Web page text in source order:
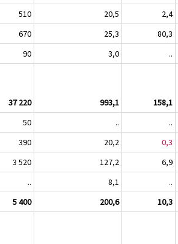
510 20,5 2,4
670 25,3 80,3
90 3,0 ..
37 220 993,1 158,1
50 .. ..
390 20,2 0,3
3 520 127,2 6,9
.. 8,1 ..
5 400 200,6 10,3